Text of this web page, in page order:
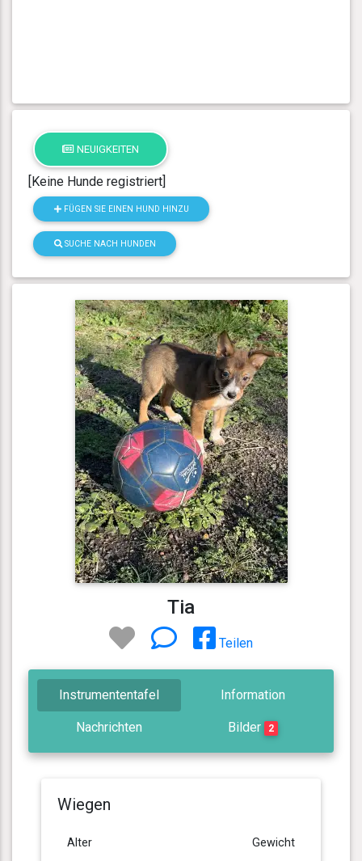
NEUIGKEITEN
[Keine Hunde registriert]
FÜGEN SIE EINEN HUND HINZU
SUCHE NACH HUNDEN
Tia
Teilen
Instrumententafel Information
Nachrichten Bilder 2
Wiegen
Alter Gewicht